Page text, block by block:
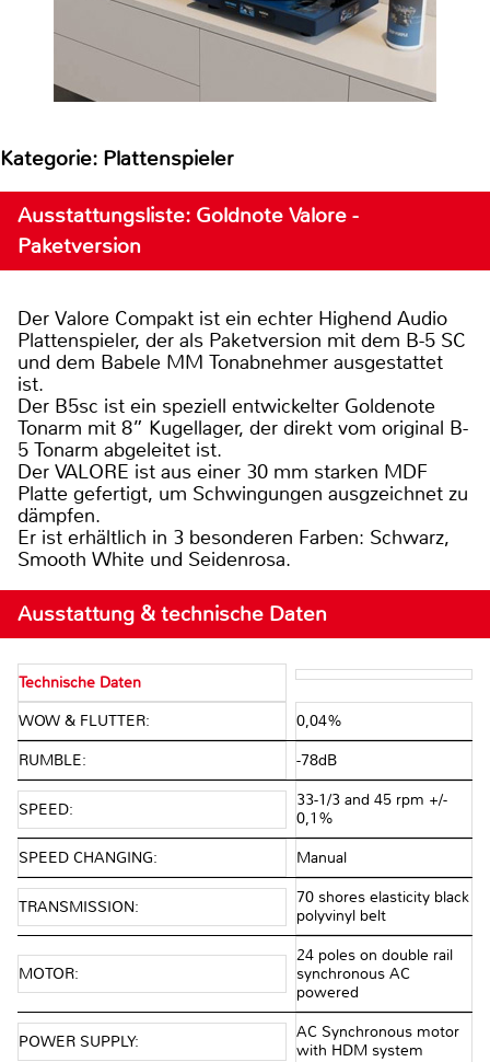
Kategorie: Plattenspieler
Ausstattungsliste: Goldnote Valore -
Paketversion
Der Valore Compakt ist ein echter Highend Audio
Plattenspieler, der als Paketversion mit dem B-5 SC
und dem Babele MM Tonabnehmer ausgestattet
ist.
Der B5sc ist ein speziell entwickelter Goldenote
Tonarm mit 8” Kugellager, der direkt vom original B-
5 Tonarm abgeleitet ist.
Der VALORE ist aus einer 30 mm starken MDF
Platte gefertigt, um Schwingungen ausgzeichnet zu
dämpfen.
Er ist erhältlich in 3 besonderen Farben: Schwarz,
Smooth White und Seidenrosa.
Ausstattung & technische Daten
Technische Daten
WOW & FLUTTER: 0,04%
RUMBLE: -78dB
SPEED:
33-1/3 and 45 rpm +/-
0,1%
SPEED CHANGING: Manual
TRANSMISSION:
70 shores elasticity black
polyvinyl belt
MOTOR:
24 poles on double rail
synchronous AC
powered
POWER SUPPLY:
AC Synchronous motor
with HDM system